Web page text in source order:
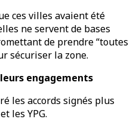
ces villes avaient été
ne servent de bases
de prendre “toutes
sécuriser la zone.
engagements
les accords signés plus
les YPG.